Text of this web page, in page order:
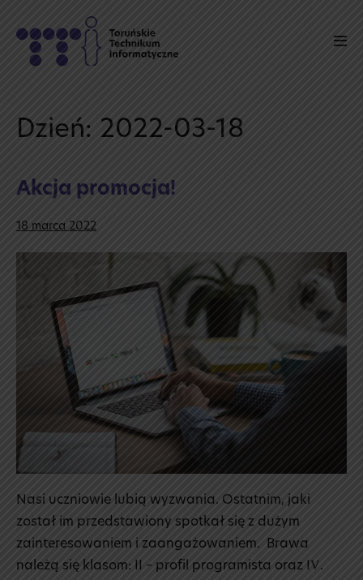
content
Dzień: 2022-03-18
Akcja promocja!
18 marca 2022
Nasi uczniowie lubią wyzwania. Ostatnim, jaki
został im przedstawiony spotkał się z dużym
zainteresowaniem i zaangażowaniem. Brawa
należą się klasom: II – profil programista oraz IV.